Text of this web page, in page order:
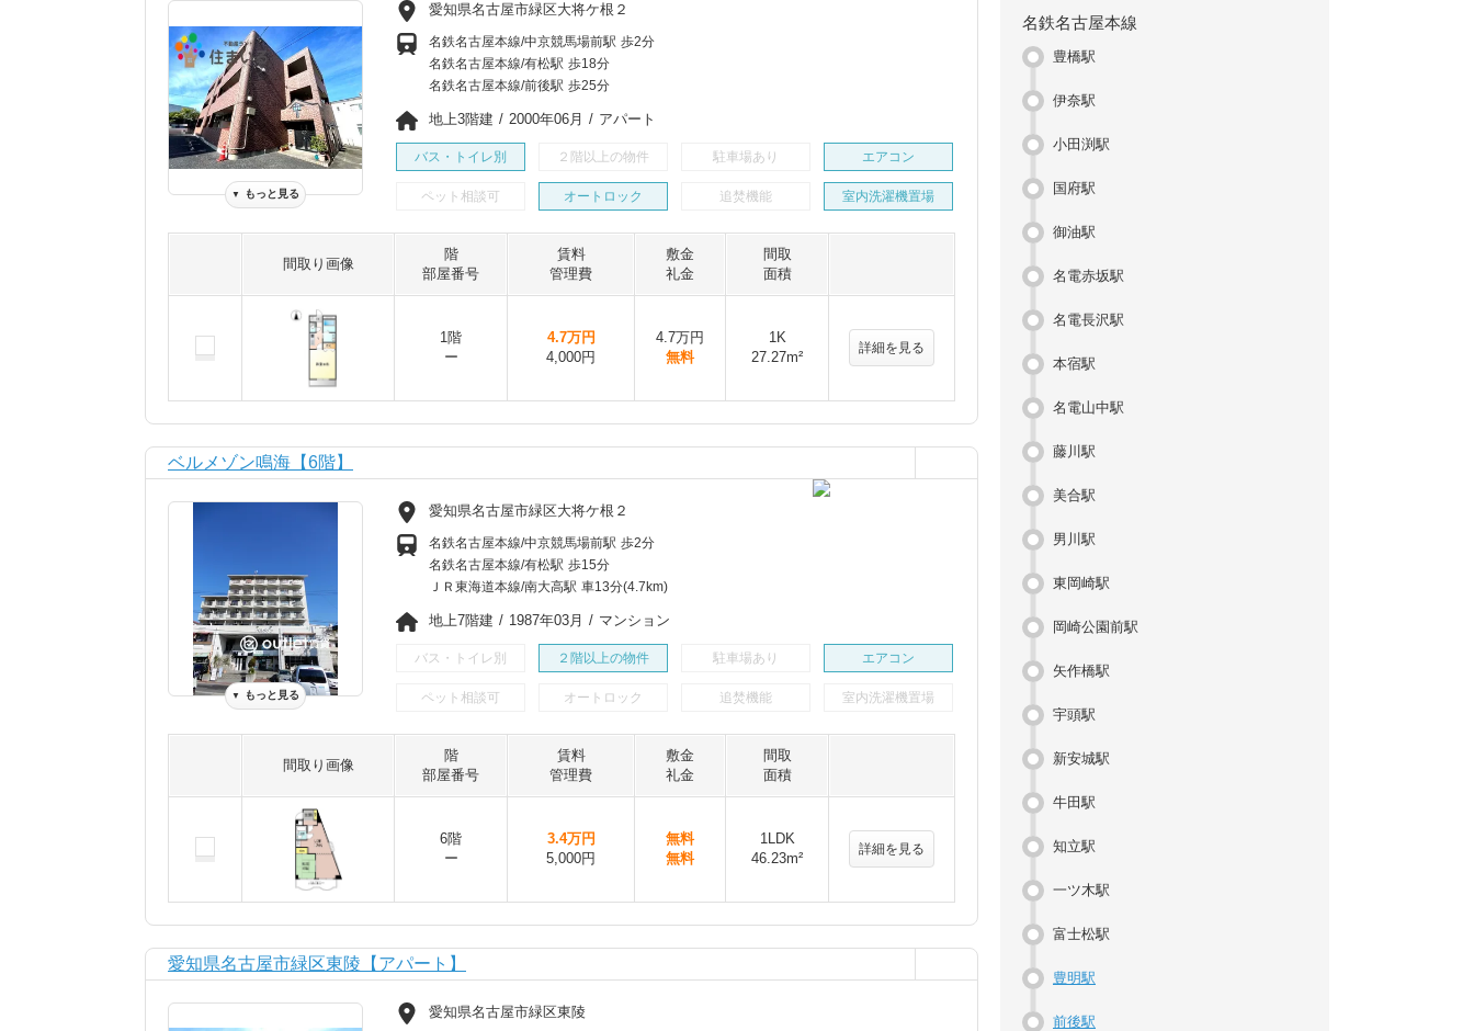
▼ もっと見る
愛知県名古屋市緑区大将ケ根２
名鉄名古屋本線/中京競馬場前駅 歩2分
名鉄名古屋本線/有松駅 歩18分
名鉄名古屋本線/前後駅 歩25分
地上3階建 / 2000年06月 / アパート
バス・トイレ別 ２階以上の物件 駐車場あり エアコン
ペット相談可 オートロック 追焚機能 室内洗濯機置場
間取り画像
階
部屋番号
賃料
管理費
敷金
礼金
間取
面積
1階
ー
4.7万円
4,000円
4.7万円
無料
1K
27.27m²
詳細を見る
ベルメゾン鳴海【6階】
▼ もっと見る
愛知県名古屋市緑区大将ケ根２
名鉄名古屋本線/中京競馬場前駅 歩2分
名鉄名古屋本線/有松駅 歩15分
ＪＲ東海道本線/南大高駅 車13分(4.7km)
地上7階建 / 1987年03月 / マンション
バス・トイレ別 ２階以上の物件 駐車場あり エアコン
ペット相談可 オートロック 追焚機能 室内洗濯機置場
間取り画像
階
部屋番号
賃料
管理費
敷金
礼金
間取
面積
6階
ー
3.4万円
5,000円
無料
無料
1LDK
46.23m²
詳細を見る
愛知県名古屋市緑区東陵【アパート】
愛知県名古屋市緑区東陵
名鉄名古屋本線
豊橋駅
伊奈駅
小田渕駅
国府駅
御油駅
名電赤坂駅
名電長沢駅
本宿駅
名電山中駅
藤川駅
美合駅
男川駅
東岡崎駅
岡崎公園前駅
矢作橋駅
宇頭駅
新安城駅
牛田駅
知立駅
一ツ木駅
富士松駅
豊明駅
前後駅